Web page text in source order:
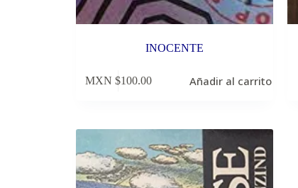
INOCENTE
MXN $100.00 Añadir al carrito